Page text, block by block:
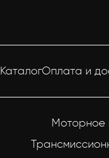
КаталогОплата и
Моторное